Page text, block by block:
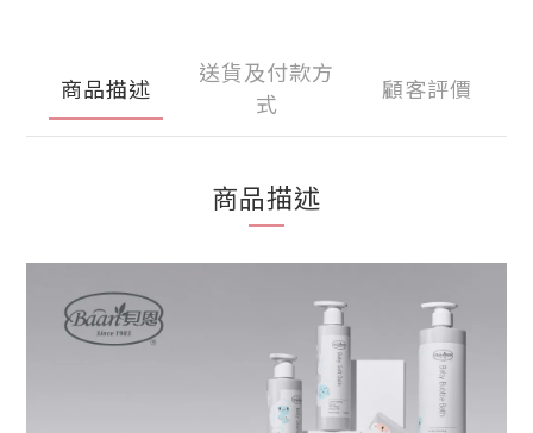
商品描述
送貨及付款方
式
顧客評價
商品描述